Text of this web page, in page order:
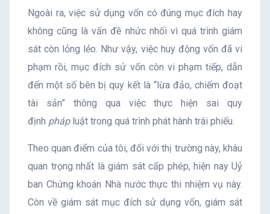
Ngoài ra, việc sử dụng vốn có đúng mục đích hay
không cũng là vấn đề nhức nhối vì quá trình giám
sát còn lỏng lẻo. Như vậy, việc huy động vốn đã vi
phạm rồi, mục đích sử vốn còn vi phạm tiếp, dẫn
đến một số bên bị quy kết là “lừa đảo, chiếm đoạt
tài sản” thông qua việc thực hiện sai quy
định pháp luật trong quá trình phát hành trái phiếu.
Theo quan điểm của tôi, đối với thị trường này, khâu
quan trọng nhất là giám sát cấp phép, hiện nay Uỷ
ban Chứng khoán Nhà nước thực thi nhiệm vụ này.
Còn về giám sát mục đích sử dụng vốn, giám sát